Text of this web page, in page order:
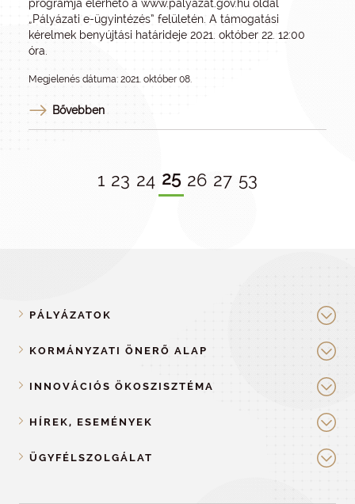
programja elérhető a www.palyazat.gov.hu oldal
„Pályázati e-ügyintézés” felületén. A támogatási
kérelmek benyújtási határideje 2021. október 22. 12:00
óra.
Megjelenés dátuma: 2021. október 08.
Bővebben
1 23 24 25 26 27 53
PÁLYÁZATOK
KORMÁNYZATI ÖNERŐ ALAP
INNOVÁCIÓS ÖKOSZISZTÉMA
HÍREK, ESEMÉNYEK
ÜGYFÉLSZOLGÁLAT